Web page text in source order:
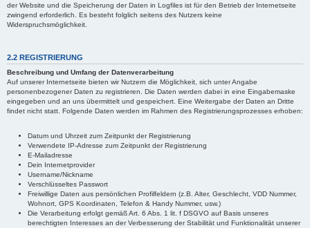
der Website und die Speicherung der Daten in Logfiles ist für den Betrieb der Internetseite
zwingend erforderlich. Es besteht folglich seitens des Nutzers keine
Widerspruchsmöglichkeit.
2.2 REGISTRIERUNG
Beschreibung und Umfang der Datenverarbeitung
Auf unserer Internetseite bieten wir Nutzern die Möglichkeit, sich unter Angabe
personenbezogener Daten zu registrieren. Die Daten werden dabei in eine Eingabemaske
eingegeben und an uns übermittelt und gespeichert. Eine Weitergabe der Daten an Dritte
findet nicht statt. Folgende Daten werden im Rahmen des Registrierungsprozesses erhoben:
Datum und Uhrzeit zum Zeitpunkt der Registrierung
Verwendete IP-Adresse zum Zeitpunkt der Registrierung
E-Mailadresse
Dein Internetprovider
Username/Nickname
Verschlüsseltes Passwort
Freiwillige Daten aus persönlichen Profilfeldern (z.B. Alter, Geschlecht, VDD Nummer,
Wohnort, GPS Koordinaten, Telefon & Handy Nummer, usw.)
Die Verarbeitung erfolgt gemäß Art. 6 Abs. 1 lit. f DSGVO auf Basis unseres
berechtigten Interesses an der Verbesserung der Stabilität und Funktionalität unserer